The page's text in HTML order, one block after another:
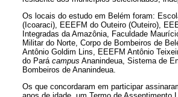
Os locais do estudo em Belém foram:
(Icoaraci), EEEFM do Outeiro (Outeiro),
Integradas da Amazônia, Faculdade
Militar do Norte, Corpo de Bombeiros de
Antônio Goldim Lins, EEEFM Antônio
do Pará campus Ananindeua, Sistema de
Bombeiros de Ananindeua.
Os que concordaram em participar